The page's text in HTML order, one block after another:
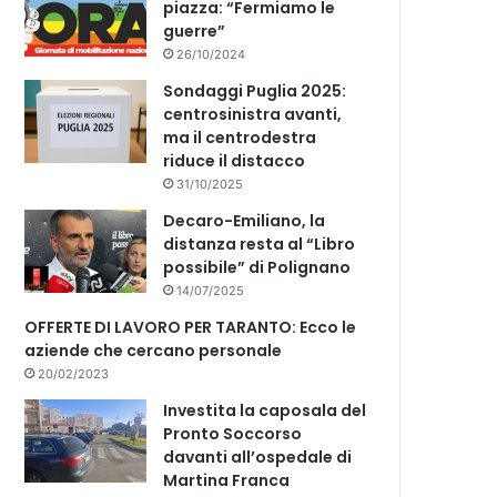
piazza: “Fermiamo le
guerre”
26/10/2024
Sondaggi Puglia 2025:
centrosinistra avanti,
ma il centrodestra
riduce il distacco
31/10/2025
Decaro-Emiliano, la
distanza resta al “Libro
possibile” di Polignano
14/07/2025
OFFERTE DI LAVORO PER TARANTO: Ecco le
aziende che cercano personale
20/02/2023
Investita la caposala del
Pronto Soccorso
davanti all’ospedale di
Martina Franca